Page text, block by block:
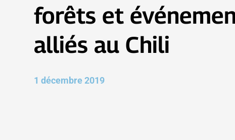
forêts et
alliés au Chili
1 décembre 2019